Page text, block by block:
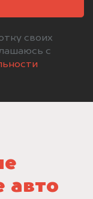
своих
с
авто